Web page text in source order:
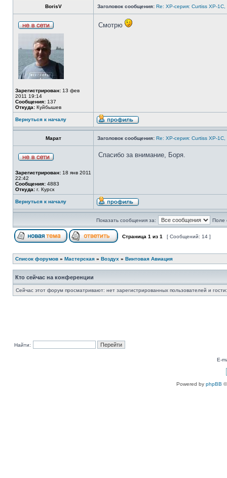
BorisV Заголовок сообщения: Re: ХP-серия: Curtiss XP-
Зарегистрирован: 13 фев
2011 19:14
Сообщения: 137
Откуда: Куйбышев
Смотрю
Вернуться к началу
Марат Заголовок сообщения: Re: ХP-серия: Curtiss XP-
Зарегистрирован: 18 янв 2011
22:42
Сообщения: 4883
Откуда: г. Курск
Спасибо за внимание, Боря.
Вернуться к началу
Показать сообщения за: Поле
Страница 1 из 1 [ Сообщений: 14 ]
Список форумов » Мастерская » Воздух » Винтовая Авиация
Кто сейчас на конференции
Сейчас этот форум просматривают: нет зарегистрированных пользователей и
Найти:
E-
Powered by phpBB